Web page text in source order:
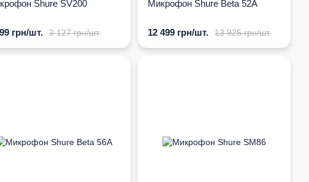
Shure SV200
3 127 грн/шт.
грн/шт.
Микрофон Shure Beta 52A
13 925 грн/шт.
12 499 грн/шт.